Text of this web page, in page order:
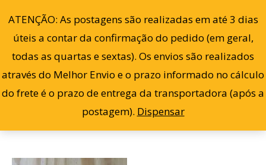
ATENÇÃO: As postagens são realizadas em até 3 dias
úteis a contar da confirmação do pedido (em geral,
todas as quartas e sextas). Os envios são realizados
através do Melhor Envio e o prazo informado no cálculo
do frete é o prazo de entrega da transportadora (após a
postagem). Dispensar
para
conteúdo
0
Filter Exibindo um único resultado